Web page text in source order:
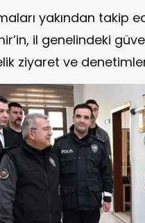
yakından takip
il genelindeki
ziyaret ve